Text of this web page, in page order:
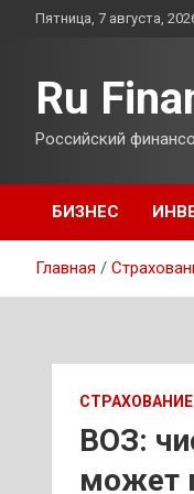
ПерейтиПятница, 7 августа,
Ru
Российский
БИЗНЕС
Главная
СТРАХОВАНИЕ
ВОЗ:
может